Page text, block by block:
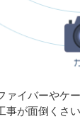
ァイバーやケ
事が面倒くさ